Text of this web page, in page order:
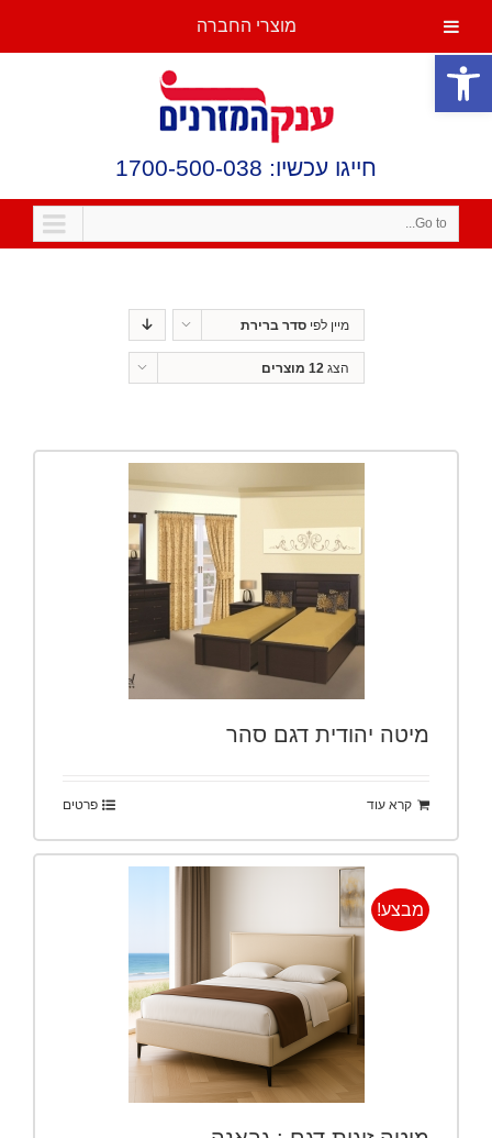
פתח סרגל נגישות
חייגו עכשיו: 1700-500-038
Go to...
מיין לפיסדר ברירת
מחדל
הצג12 מוצרים
מיטה יהודית דגם סהר
קרא עוד פרטים
מבצע!
מוצרי החברה